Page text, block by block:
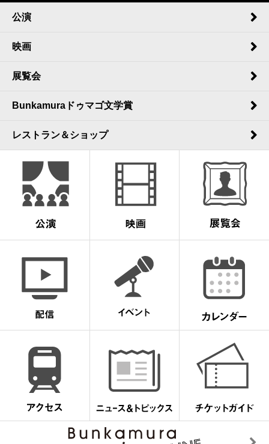
公演
映画
展覧会
Bunkamuraドゥマゴ文学賞
レストラン＆ショップ